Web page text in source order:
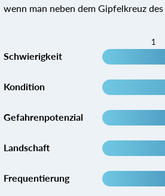
wenn man neben dem Gipfelkreuz
1
Schwierigkeit
Kondition
Gefahrenpotenzial
Landschaft
Frequentierung